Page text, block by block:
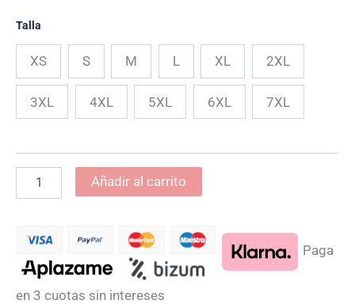
Talla
XS S M L XL 2XL
3XL 4XL 5XL 6XL 7XL
Añadir al carrito
Paga
en 3 cuotas sin intereses